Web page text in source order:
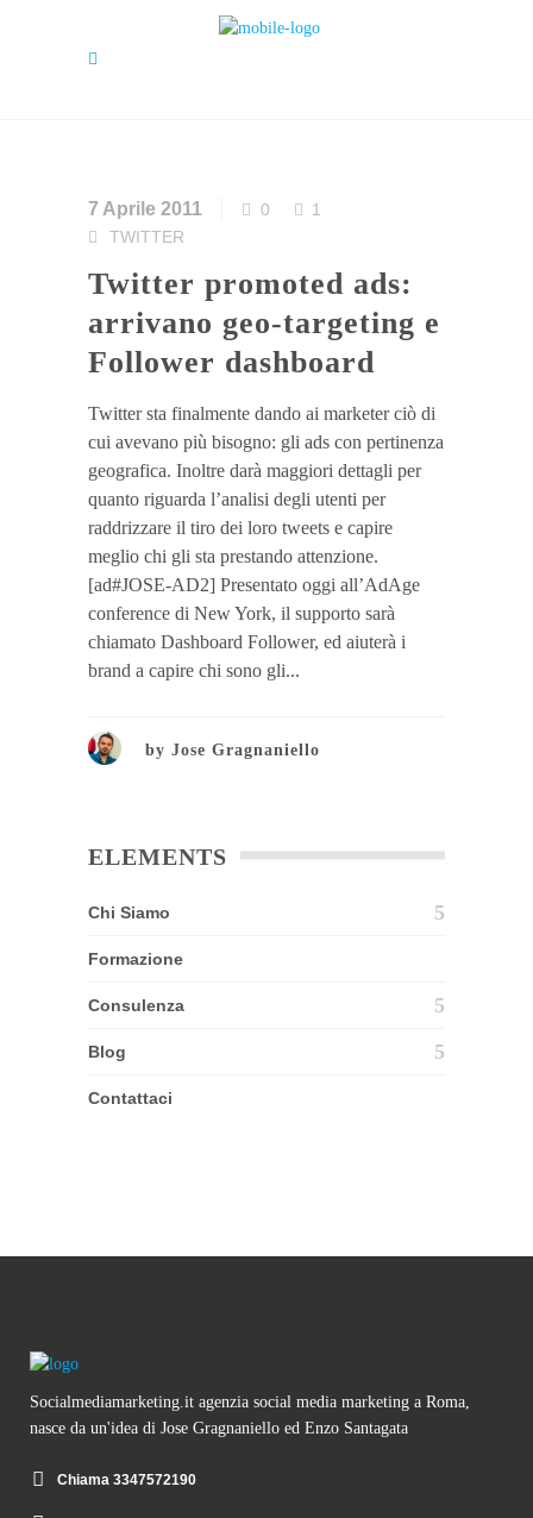
7 Aprile 2011 0
1
TWITTER
Twitter promoted ads:
arrivano geo-targeting e
Follower dashboard
Twitter sta finalmente dando ai marketer ciò di
cui avevano più bisogno: gli ads con pertinenza
geografica. Inoltre darà maggiori dettagli per
quanto riguarda l’analisi degli utenti per
raddrizzare il tiro dei loro tweets e capire
meglio chi gli sta prestando attenzione.
[ad#JOSE-AD2] Presentato oggi all’AdAge
conference di New York, il supporto sarà
chiamato Dashboard Follower, ed aiuterà i
brand a capire chi sono gli...
by Jose Gragnaniello
ELEMENTS
Chi Siamo
Formazione
Consulenza
Blog
Contattaci
Socialmediamarketing.it agenzia social media marketing a Roma,
nasce da un'idea di Jose Gragnaniello ed Enzo Santagata
Chiama 3347572190